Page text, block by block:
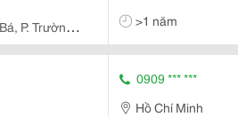
P. Trường
>1 năm
0909 *** ***
Hồ Chí Minh